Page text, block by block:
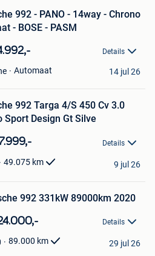
992 - PANO - 14way - Chrono
- BOSE - PASM
Details
Automaat 14 jul 26
992 Targa 4/S 450 Cv 3.0
Sport Design Gt Silve
Details
49.075 km 9 jul 26
992 331kW 89000km 2020
Details
89.000 km 29 jul 26